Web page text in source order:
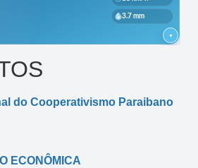
do Cooperativismo Paraibano
ECONÔMICA